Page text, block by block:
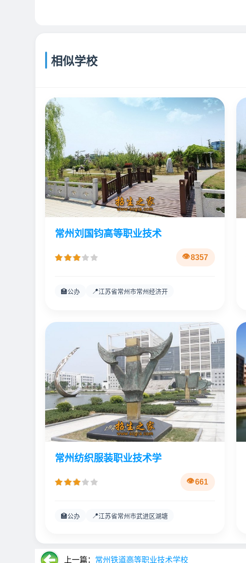
相似学校
常州刘国钧高等职业技术
8357
🏫公办 📍江苏省常州市常州经济开
常州纺织服装职业技术学
661
🏫公办 📍江苏省常州市武进区湖塘
上一篇： 常州铁道高等职业技术学校